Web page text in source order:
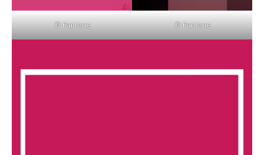
© Pantone © Pantone